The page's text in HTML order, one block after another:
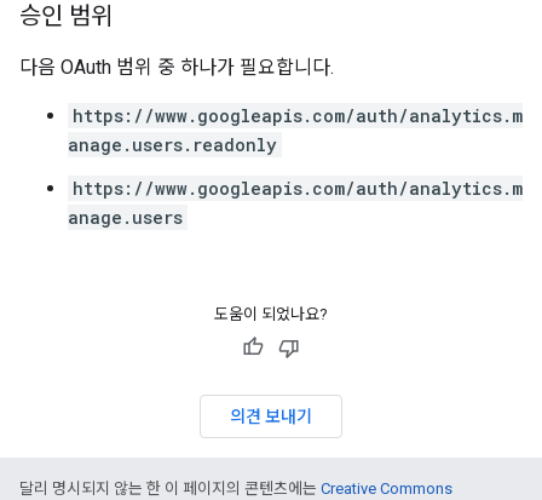
승인 범위
다음 OAuth 범위 중 하나가 필요합니다.
https://www.googleapis.com/auth/analytics.m
anage.users.readonly
https://www.googleapis.com/auth/analytics.m
anage.users
도움이 되었나요?
의견 보내기
달리 명시되지 않는 한 이 페이지의 콘텐츠에는 Creative Commons